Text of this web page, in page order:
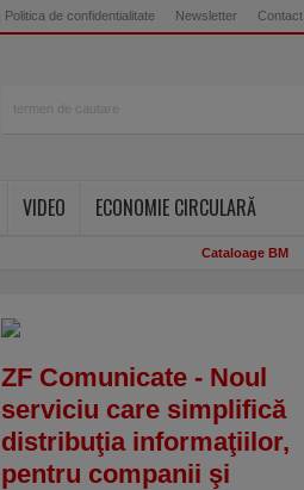
Politica de confidentialitate Newsletter Contact
VIDEO
ECONOMIE CIRCULARĂ
Cataloage BM
ZF Comunicate - Noul
serviciu care simplifică
distribuţia informaţiilor,
pentru companii şi